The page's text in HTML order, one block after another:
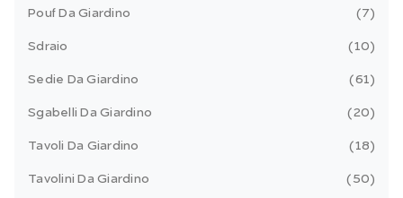
Pouf Da Giardino 7
Sdraio 10
Sedie Da Giardino 61
Sgabelli Da Giardino 20
Tavoli Da Giardino 18
Tavolini Da Giardino 50